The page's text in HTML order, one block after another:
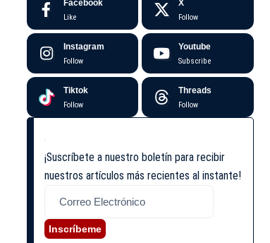
Facebook
Like
X
Follow
Instagram
Follow
Youtube
Subscribe
Tiktok
Follow
Threads
Follow
¡Suscríbete a nuestro boletín para recibir
nuestros artículos más recientes al instante!
Inscríbeme